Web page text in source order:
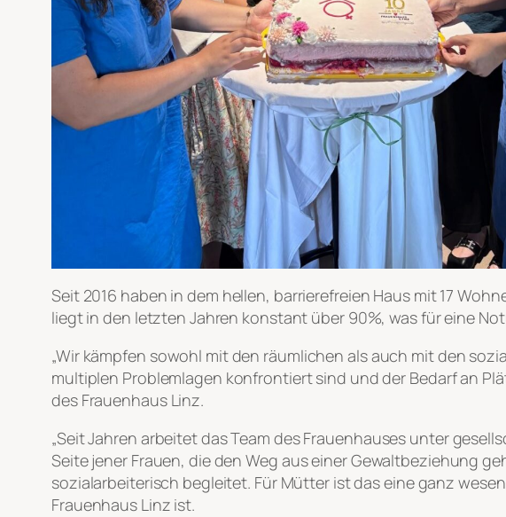
Seit 2016 haben in dem hellen, barrierefreien Haus mit 17
liegt in den letzten Jahren konstant über 90%, was für eine
„Wir kämpfen sowohl mit den räumlichen als auch mit den
multiplen Problemlagen konfrontiert sind und der Bedarf an
des Frauenhaus Linz.
„Seit Jahren arbeitet das Team des Frauenhauses unter
Seite jener Frauen, die den Weg aus einer Gewaltbeziehung
sozialarbeiterisch begleitet. Für Mütter ist das eine ganz
Frauenhaus Linz ist.